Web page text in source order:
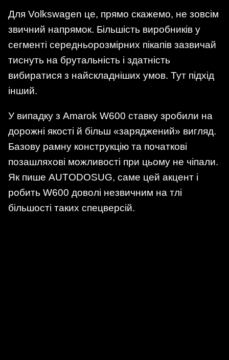
Для Volkswagen це, прямо скажемо, не зовсім
звичний напрямок. Більшість виробників у
сегменті середньорозмірних пікапів зазвичай
тиснуть на брутальність і здатність
вибиратися з найскладніших умов. Тут підхід
інший.
У випадку з Amarok W600 ставку зробили на
дорожні якості й більш «заряджений» вигляд.
Базову рамну конструкцію та початкові
позашляхові можливості при цьому не чіпали.
Як пише AUTODOSUG, саме цей акцент і
робить W600 доволі незвичним на тлі
більшості таких спецверсій.